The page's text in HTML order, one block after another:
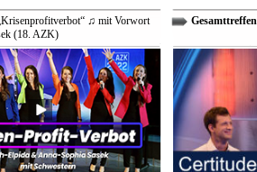
♫ mit Vorwort
(18. AZK)